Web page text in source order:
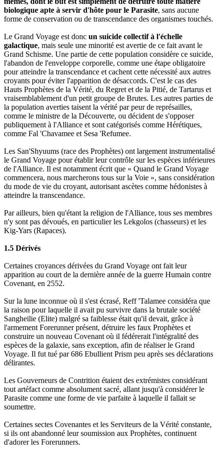
biologique apte à servir d'hôte pour le Parasite, sans aucune
forme de conservation ou de transcendance des organismes touchés.
Le Grand Voyage est donc un suicide collectif à l'échelle
galactique, mais seule une minorité est avertie de ce fait avant le
Grand Schisme. Une partie de cette population considère ce suicide,
l'abandon de l'enveloppe corporelle, comme une étape obligatoire
pour atteindre la transcendance et cachent cette nécessité aux autres
croyants pour éviter l'apparition de désaccords. C'est le cas des
Hauts Prophètes de la Vérité, du Regret et de la Pitié, de Tartarus et
vraisemblablement d'un petit groupe de Brutes. Les autres parties de
la population averties taisent la vérité par peur de représailles,
comme le ministre de la Découverte, ou décident de s'opposer
publiquement à l'Alliance et sont catégorisés comme Hérétiques,
comme Fal 'Chavamee et Sesa 'Refumee.
Les San'Shyuums (race des Prophètes) ont largement instrumentalisé
le Grand Voyage pour établir leur contrôle sur les espèces inférieures
de l'Alliance. Il est notamment écrit que « Quand le Grand Voyage
commencera, nous marcherons tous sur la Voie », sans considération
du mode de vie du croyant, autorisant ascètes comme hédonistes à
atteindre la transcendance.
Par ailleurs, bien qu'étant la religion de l'Alliance, tous ses membres
n'y sont pas dévoués, en particulier les Lekgolos (chasseurs) et les
Kig-Yars (Rapaces).
1.5 Dérivés
Certaines croyances dérivées du Grand Voyage ont fait leur
apparition au court de la dernière année de la guerre Humain contre
Covenant, en 2552.
Sur la lune inconnue où il s'est écrasé, Reff 'Talamee considéra que
la raison pour laquelle il avait pu survivre dans la brutale société
Sangheilie (Elite) malgré sa faiblesse était qu'il devait, grâce à
l'armement Forerunner présent, détruire les faux Prophètes et
construire un nouveau Covenant où il fédérerait l'intégralité des
espèces de la galaxie, sans exception, afin de réaliser le Grand
Voyage. Il fut tué par 686 Ebullient Prism peu après ses déclarations
délirantes.
Les Gouverneurs de Contrition étaient des extrémistes considérant
tout artéfact comme absolument sacré, allant jusqu'à considérer le
Parasite comme une forme de vie parfaite à laquelle il fallait se
soumettre.
Certaines sectes Covenantes et les Serviteurs de la Vérité constante,
si ils ont abandonné leur soumission aux Prophètes, continuent
d'adorer les Forerunners.